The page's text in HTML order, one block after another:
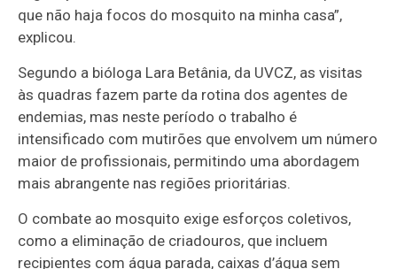
que não haja focos do mosquito na minha casa”,
explicou.
Segundo a bióloga Lara Betânia, da UVCZ, as visitas
às quadras fazem parte da rotina dos agentes de
endemias, mas neste período o trabalho é
intensificado com mutirões que envolvem um número
maior de profissionais, permitindo uma abordagem
mais abrangente nas regiões prioritárias.
O combate ao mosquito exige esforços coletivos,
como a eliminação de criadouros, que incluem
recipientes com água parada, caixas d’água sem